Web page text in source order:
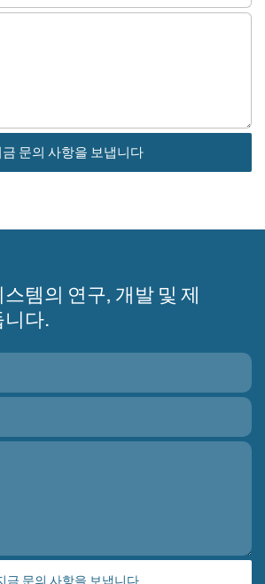
금 문의 사항을 보냅니다
템의 연구, 개발 및 제
니다.
금 문의 사항을 보냅니다